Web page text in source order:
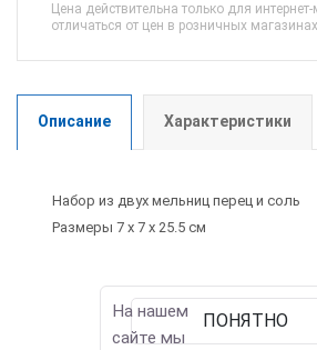
Цена действительна только для
отличаться от цен в розничных магазинах
Описание Характеристики
Набор из двух мельниц перец и соль
Размеры 7 х 7 х 25.5 см
ПОНЯТНО
На нашем
сайте мы